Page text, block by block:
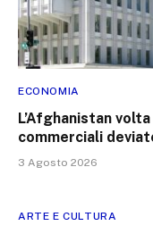
ECONOMIA
L’Afghanistan
commerciali
3 Agosto 2026
ARTE E CULTURA